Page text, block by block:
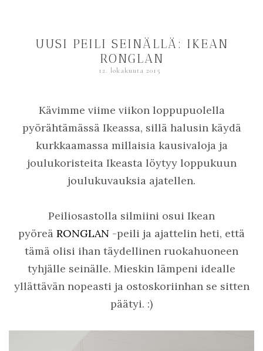
UUSI PEILI SEINÄLLÄ: IKEAN
RONGLAN
12. lokakuuta 2015
Kävimme viime viikon loppupuolella
pyörähtämässä Ikeassa, sillä halusin käydä
kurkkaamassa millaisia kausivaloja ja
joulukoristeita Ikeasta löytyy loppukuun
joulukuvauksia ajatellen.
Peiliosastolla silmiini osui Ikean
pyöreä RONGLAN -peili ja ajattelin heti, että
tämä olisi ihan täydellinen ruokahuoneen
tyhjälle seinälle. Mieskin lämpeni idealle
yllättävän nopeasti ja ostoskoriinhan se sitten
päätyi. :)